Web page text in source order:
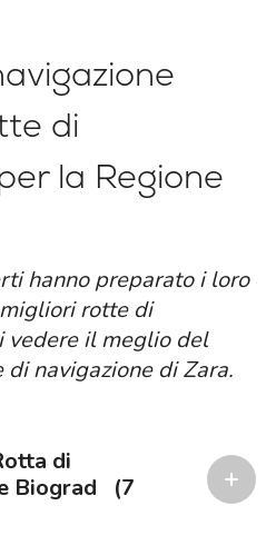
di
la Regione
hanno preparato i loro
rotte di
vedere il meglio del
navigazione di Zara.
di
Biograd
(7